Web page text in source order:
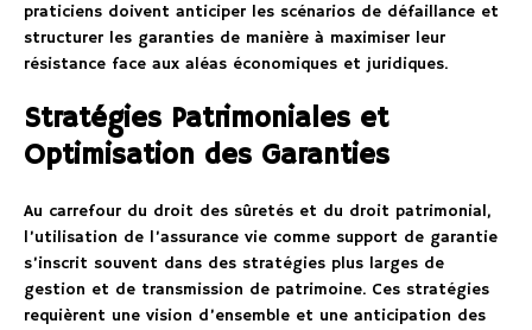
praticiens doivent anticiper les scénarios de défaillance et
structurer les garanties de manière à maximiser leur
résistance face aux aléas économiques et juridiques.
Stratégies Patrimoniales et
Optimisation des Garanties
Au carrefour du droit des sûretés et du droit patrimonial,
l’utilisation de l’assurance vie comme support de garantie
s’inscrit souvent dans des stratégies plus larges de
gestion et de transmission de patrimoine. Ces stratégies
requièrent une vision d’ensemble et une anticipation des